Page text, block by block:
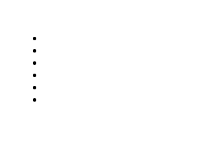
Menü